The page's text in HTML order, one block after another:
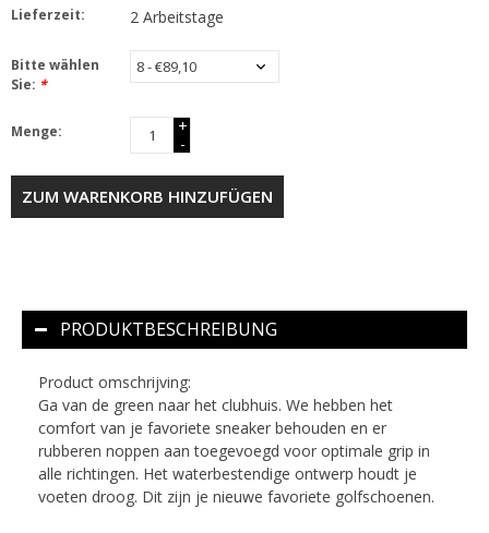
Lieferzeit: 2 Arbeitstage
Bitte wählen
Sie: *
Menge:
+
-
ZUM WARENKORB HINZUFÜGEN
PRODUKTBESCHREIBUNG
Product omschrijving:
Ga van de green naar het clubhuis. We hebben het
comfort van je favoriete sneaker behouden en er
rubberen noppen aan toegevoegd voor optimale grip in
alle richtingen. Het waterbestendige ontwerp houdt je
voeten droog. Dit zijn je nieuwe favoriete golfschoenen.